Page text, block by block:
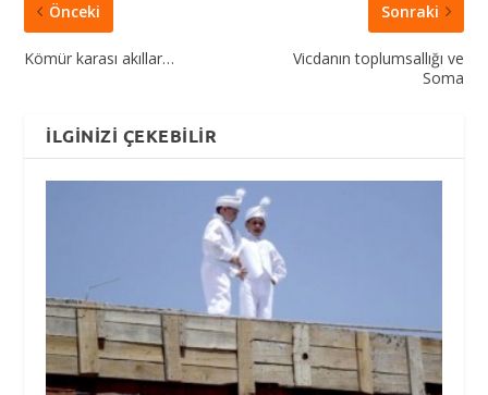
Önceki
Kömür karası akıllar…
Sonraki
Vicdanın toplumsallığı ve
Soma
İLGINIZI ÇEKEBILIR